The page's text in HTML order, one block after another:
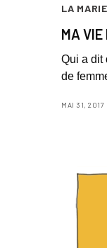
LA
MA VIE
Qui a dit
de
MAI 31, 2017